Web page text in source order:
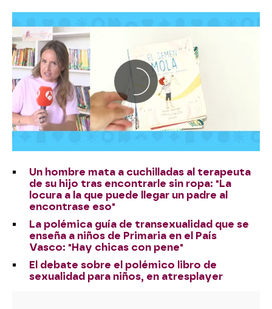
Un hombre mata a cuchilladas al terapeuta
de su hijo tras encontrarle sin ropa: "La
locura a la que puede llegar un padre al
encontrase eso"
La polémica guía de transexualidad que se
enseña a niños de Primaria en el País
Vasco: "Hay chicas con pene"
El debate sobre el polémico libro de
sexualidad para niños, en atresplayer